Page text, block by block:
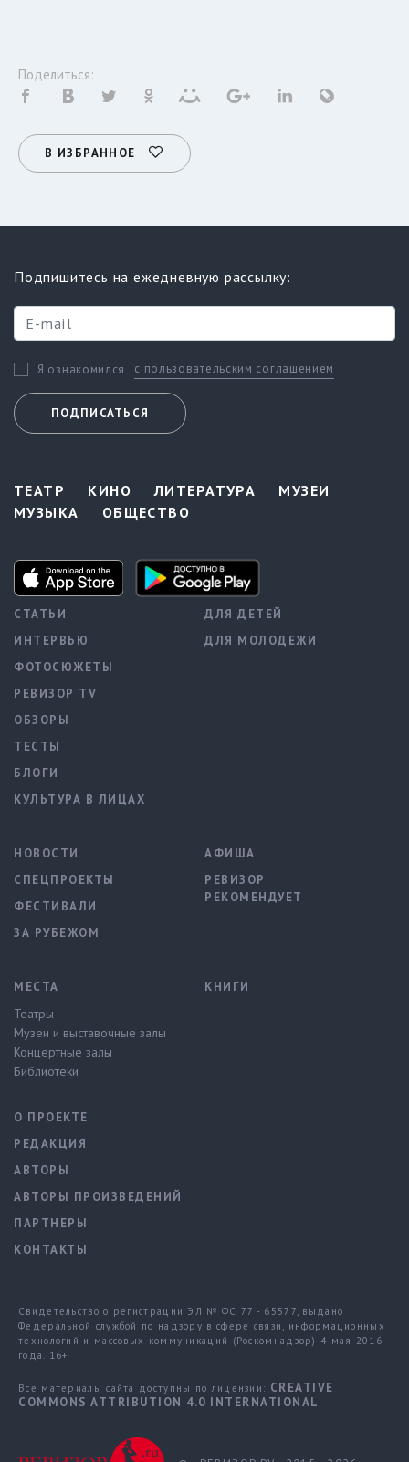
Поделиться:
В ИЗБРАННОЕ
Подпишитесь на ежедневную рассылку:
Я ознакомился с пользовательским соглашением
ПОДПИСАТЬСЯ
ТЕАТР КИНО ЛИТЕРАТУРА
МУЗЕИ
МУЗЫКА
ОБЩЕСТВО
СТАТЬИ
ИНТЕРВЬЮ
ФОТОСЮЖЕТЫ
РЕВИЗОР TV
ОБЗОРЫ
ТЕСТЫ
БЛОГИ
КУЛЬТУРА В ЛИЦАХ
ДЛЯ ДЕТЕЙ
ДЛЯ МОЛОДЕЖИ
НОВОСТИ
СПЕЦПРОЕКТЫ
ФЕСТИВАЛИ
ЗА РУБЕЖОМ
АФИША
РЕВИЗОР
РЕКОМЕНДУЕТ
МЕСТА
Театры
Музеи и выставочные залы
Концертные залы
Библиотеки
КНИГИ
О ПРОЕКТЕ
РЕДАКЦИЯ
АВТОРЫ
АВТОРЫ ПРОИЗВЕДЕНИЙ
ПАРТНЕРЫ
КОНТАКТЫ
Свидетельство о регистрации ЭЛ № ФС 77 - 65577, выдано
Федеральной службой по надзору в сфере связи, информационных
технологий и массовых коммуникаций (Роскомнадзор) 4 мая 2016
года. 16+
Все материалы сайта доступны по лицензии: CREATIVE
COMMONS ATTRIBUTION 4.0 INTERNATIONAL